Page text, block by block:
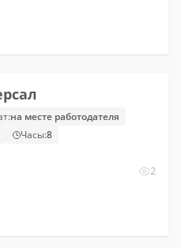
на месте работодателя
Часы:8
2